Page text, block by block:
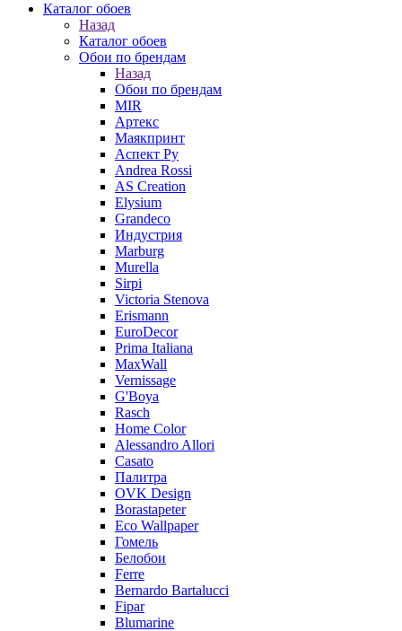
Каталог обоев
Назад
Каталог обоев
Обои по брендам
Назад
Обои по брендам
MIR
Артекс
Маякпринт
Аспект Ру
Andrea Rossi
AS Creation
Elysium
Grandeco
Индустрия
Marburg
Murella
Sirpi
Victoria Stenova
Erismann
EuroDecor
Prima Italiana
MaxWall
Vernissage
G'Boya
Rasch
Home Color
Alessandro Allori
Casato
Палитра
OVK Design
Borastapeter
Eco Wallpaper
Гомель
Белобои
Ferre
Bernardo Bartalucci
Fipar
Blumarine